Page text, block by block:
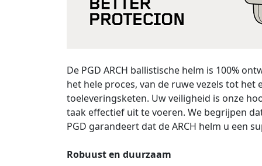
De PGD ARCH ballistische helm is 100%
het hele proces, van de ruwe vezels tot
toeleveringsketen. Uw veiligheid is onze
taak effectief uit te voeren. We begrijpen
PGD garandeert dat de ARCH helm u een
Robuust en duurzaam